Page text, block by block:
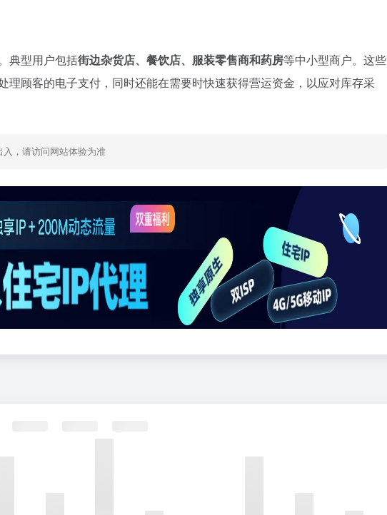
典型用户包括街边杂货店、餐饮店、服装零售商和药房等中小型商户。这些
理顾客的电子支付，同时还能在需要时快速获得营运资金，以应对库存采
，请访问网站体验为准